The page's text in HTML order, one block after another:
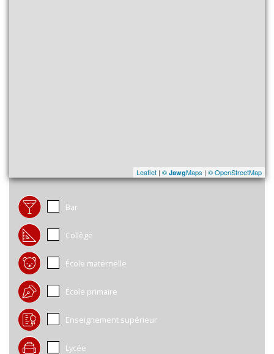
Leaflet | © JawgMaps | © OpenStreetMap
Bar
Collège
École maternelle
École primaire
Enseignement supérieur
Lycée